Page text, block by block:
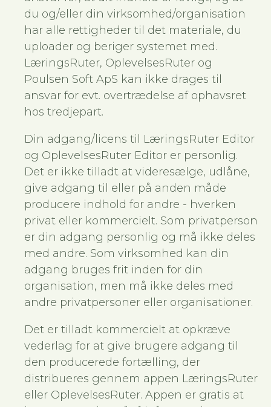
du og/eller din virksomhed/organisation
har alle rettigheder til det materiale, du
uploader og beriger systemet med.
LæringsRuter, OplevelsesRuter og
Poulsen Soft ApS kan ikke drages til
ansvar for evt. overtrædelse af ophavsret
hos tredjepart.
Din adgang/licens til LæringsRuter Editor
og OplevelsesRuter Editor er personlig.
Det er ikke tilladt at videresælge, udlåne,
give adgang til eller på anden måde
producere indhold for andre - hverken
privat eller kommercielt. Som privatperson
er din adgang personlig og må ikke deles
med andre. Som virksomhed kan din
adgang bruges frit inden for din
organisation, men må ikke deles med
andre privatpersoner eller organisationer.
Det er tilladt kommercielt at opkræve
vederlag for at give brugere adgang til
den producerede fortælling, der
distribueres gennem appen LæringsRuter
eller OplevelsesRuter. Appen er gratis at